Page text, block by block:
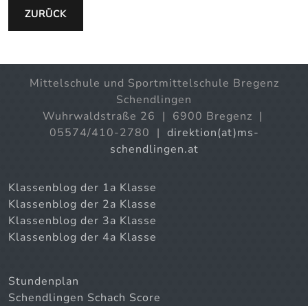
ZURÜCK
Mittelschule und Sportmittelschule Bregenz
Schendlingen
Wuhrwaldstraße 26 | 6900 Bregenz |
05574/410-2780 | direktion(at)ms-
schendlingen.at
Klassenblog der 1a Klasse
Klassenblog der 2a Klasse
Klassenblog der 3a Klasse
Klassenblog der 4a Klasse
Stundenplan
Schendlingen Schach Score